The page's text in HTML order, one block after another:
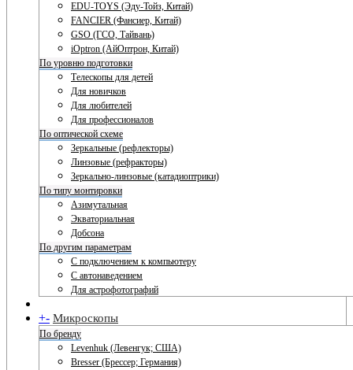
EDU-TOYS (Эду-Тойз, Китай)
FANCIER (Фансиер, Китай)
GSO (ГСО, Тайвань)
iOptron (АйОптрон, Китай)
По уровню подготовки
Телескопы для детей
Для новичков
Для любителей
Для профессионалов
По оптической схеме
Зеркальные (рефлекторы)
Линзовые (рефракторы)
Зеркально-линзовые (катадиоптрики)
По типу монтировки
Азимутальная
Экваториальная
Добсона
По другим параметрам
С подключением к компьютеру
С автонаведением
Для астрофотографий
+- Микроскопы
По бренду
Levenhuk (Левенгук; США)
Bresser (Брессер; Германия)